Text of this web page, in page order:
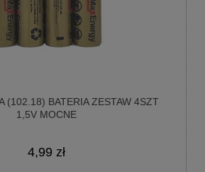
(102.18) BATERIA ZESTAW 4SZT
1,5V MOCNE
4,99 zł